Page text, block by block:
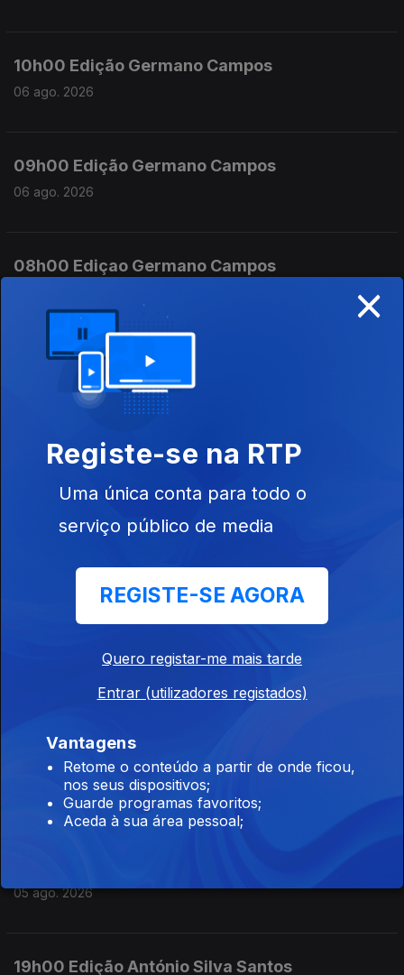
10h00 Edição Germano Campos
06 ago. 2026
09h00 Edição Germano Campos
06 ago. 2026
08h00 Ediçao Germano Campos
07h00 Edição Germano Campos
06 ago. 2026
00h00 Edição Gaelle de Castro
05 ago. 2026
23h00 Edição Gaelle de Castro
22h00 Edição Gaelle de Castro
21h00 Edição Gaelle de Castro
05 ago. 2026
05 ago. 2026
19h00 Edição António Silva Santos
×
Registe-se na RTP
Uma única conta para todo o
serviço público de media
REGISTE-SE AGORA
Quero registar-me mais tarde
Entrar (utilizadores registados)
Vantagens
Retome o conteúdo a partir de onde ficou,
nos seus dispositivos;
Guarde programas favoritos;
Aceda à sua área pessoal;